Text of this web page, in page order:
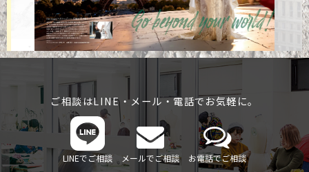
ご相談はLINE・メール・電話でお気軽に。
LINEでご相談 メールでご相談 お電話でご相談